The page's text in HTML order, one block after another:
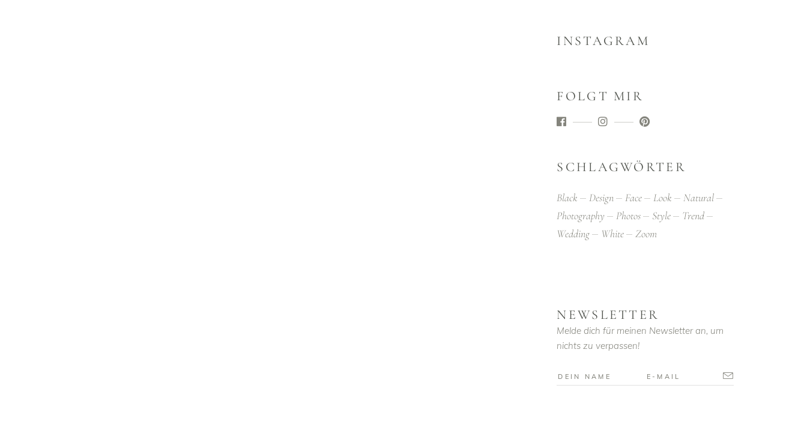
INSTAGRAM
FOLGT MIR
SCHLAGWÖRTER
Black Design Face Look
Natural
Photography
Photos Style
Trend
Wedding
White Zoom
NEWSLETTER
Melde dich für meinen Newsletter an, um
nichts zu verpassen!